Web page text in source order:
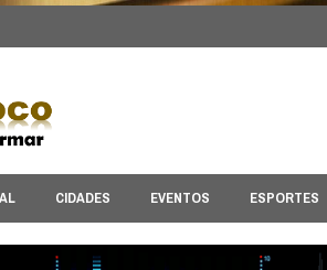
CIDADES EVENTOS ESPORTES